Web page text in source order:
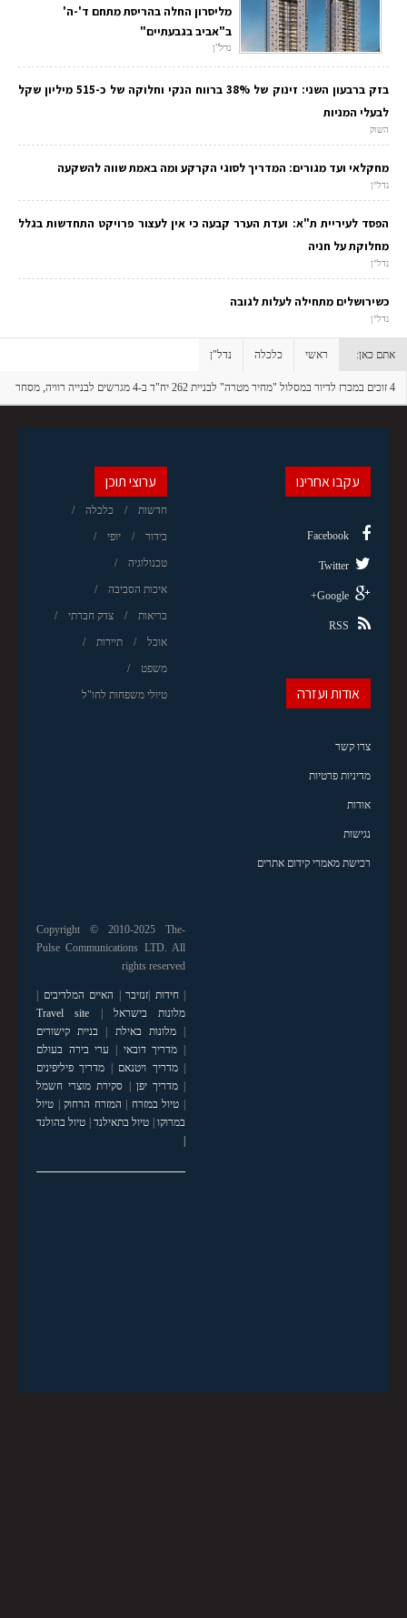
מליסרון החלה בהריסת מתחם ד'-ה'
ב"אביב בגבעתיים"
נדל"ן
בזק ברבעון השני: זינוק של 38% ברווח הנקי וחלוקה של כ-515 מיליון שקל
לבעלי המניות
השוק
מחקלאי ועד מגורים: המדריך לסוגי הקרקע ומה באמת שווה להשקעה
נדל"ן
הפסד לעיריית ת"א: ועדת הערר קבעה כי אין לעצור פרויקט התחדשות בגלל
מחלוקת על חניה
נדל"ן
כשירושלים מתחילה לעלות לגובה
נדל"ן
אתם כאן: ראשי כלכלה נדל"ן
4 זוכים במכרז לדיור במסלול "מחיר מטרה" לבניית 262 יח"ד ב-4 מגרשים לבנייה רוויה, מסחר
ערוצי תוכן
חדשות כלכלה
בידור יופי
טכנולוגיה
איכות הסביבה
בריאות צדק חברתי
אוכל תיירות
משפט
טיולי משפחות לחו"ל
עקבו אחרינו
Facebook
Twitter
Google+
RSS
אודות ועזרה
צרו קשר
מדיניות פרטיות
אודות
נגישות
רכישת מאמרי קידום אתרים
Copyright © 2010-2025 The-
Pulse Communications LTD. All
rights reserved
|חידות |זנזיבר | האיים המלדיבים |
מלונות בישראל |
Travel site
|מלונות באילת | בניית קישורים
| מדריך דובאי | ערי בירה בעולם
|מדריך ויטנאם | מדריך פיליפינים
|מדריך יפן | סקירת מוצרי חשמל
| טיול במזרח | המזרח הרחוק| טיול
במרוקו| טיול בתאילנד| טיול בהולנד
|